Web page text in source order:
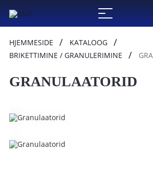
HJEMMESIDE
KATALOOG
BRIKETTIMINE / GRANULERIMINE
GRANULAATORID